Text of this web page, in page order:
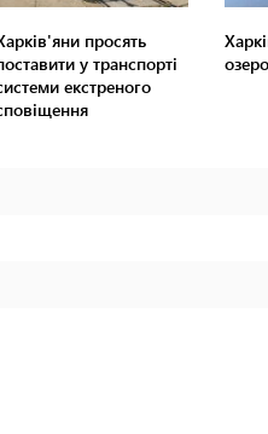
просять
у транспорті
екстреного
озеро